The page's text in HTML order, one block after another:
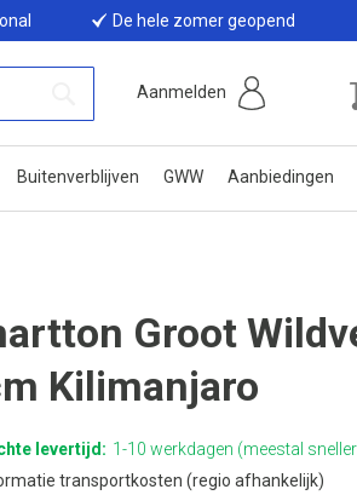
De hele zomer geopend
Aanmelden
Buitenverblijven GWW Aanbiedingen
Groot
Kilimanjaro
levertijd: 1-10 werkdagen (meestal
transportkosten (regio afhankelijk)